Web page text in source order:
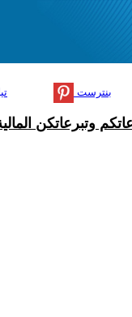
بنترست
وتبرعاتكن